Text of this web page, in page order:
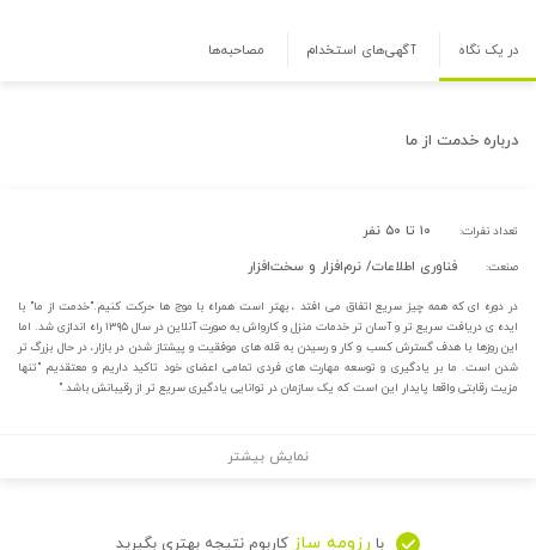
در یک نگاه آگهی‌های استخدام مصاحبه‌ها
درباره خدمت از ما
تعداد نفرات: ۱۰ تا ۵۰ نفر
صنعت: فناوری اطلاعات/ نرم‌افزار و سخت‌افزار
در دوره ای که همه چیز سریع اتفاق می افتد ، بهتر است همراه با موج ها حرکت کنیم."خدمت از ما" با
ایده ی دریافت سریع تر و آسان تر خدمات منزل و کارواش به صورت آنلاین در سال ۱۳۹۵ راه اندازی شد. اما
این روزها با هدف گسترش کسب و کار و رسیدن به قله های موفقیت و پیشتاز شدن در بازار، در حال بزرگ تر
شدن است. ما بر یادگیری و توسعه مهارت های فردی تمامی اعضای خود تاکید داریم و معتقدیم "تنها
مزیت رقابتی واقعا پایدار این است که یک سازمان در توانایی یادگیری سریع تر از رقیبانش باشد."
نمایش بیشتر
با رزومه ساز کاربوم نتیجه بهتری بگیرید